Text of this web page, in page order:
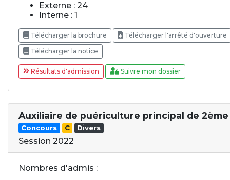
Externe : 24
Interne : 1
Télécharger la brochure Télécharger l'arrêté d'ouverture
Télécharger la notice
Résultats d'admission Suivre mon dossier
Auxiliaire de puériculture principal de 2ème
Concours C Divers
Session 2022
Nombres d'admis :